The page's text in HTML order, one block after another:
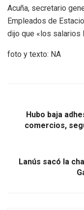
Acuña, secretario
Empleados de
dijo que «los salarios
foto y texto: NA
Hubo baja
comercios,
Lanús sacó la